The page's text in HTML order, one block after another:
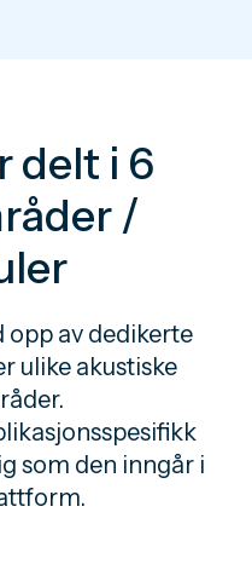
delt i 6
/
opp av dedikerte
ulike akustiske
som den inngår i